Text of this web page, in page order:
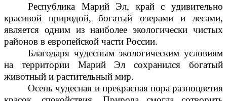
Республика Марий Эл, край с удивительно
красивой природой, богатый озерами и лесами,
является одним из наиболее экологически чистых
районов в европейской части России.
Благодаря чудесным экологическим условиям
на территории Марий Эл сохранился богатый
животный и растительный мир.
Осень чудесная и прекрасная пора разноцветия